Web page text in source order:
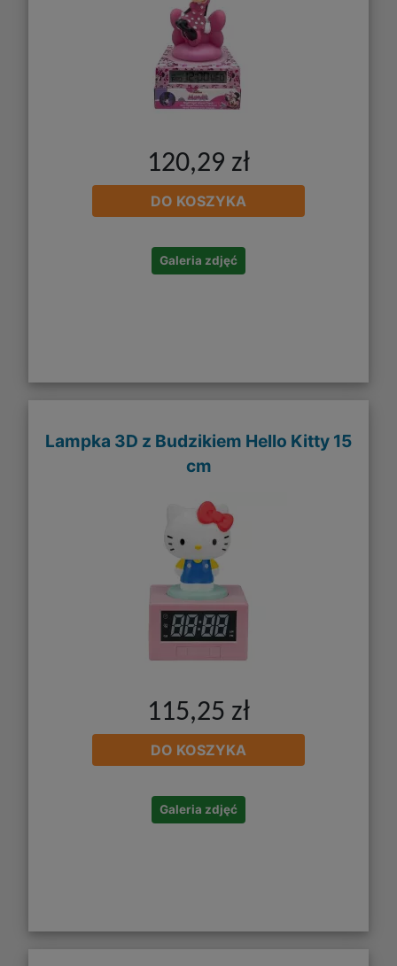
120,29 zł
DO KOSZYKA
Galeria zdjęć
Lampka 3D z Budzikiem Hello Kitty 15
cm
115,25 zł
DO KOSZYKA
Galeria zdjęć